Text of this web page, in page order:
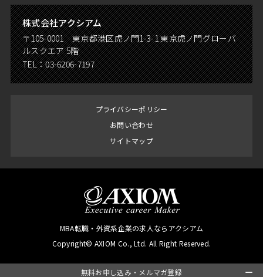
無料お申し込み・メルマガ登録
株式会社アクシアム
〒105-0001 東京都港区虎ノ門1-3-1 東京虎ノ門グローバ
ルスクエア 5階
TEL：03-6206-7197
プライバシーポリシー
お問い合わせ
サイトマップ
MBA転職・外資系企業の求人ならアクシアム
Copyright© AXIOM Co., Ltd. All Right Reserved.